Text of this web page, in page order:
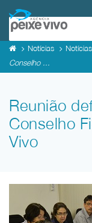
Notícias
Conselho ...
Reunião
Conselho
Vivo